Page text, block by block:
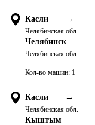
Касли →
Челябинская обл.
Челябинск
Челябинская обл.
Кол-во машин: 1
Касли →
Челябинская обл.
Кыштым